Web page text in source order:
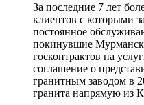
За последние 7 лет
клиентов с которыми
постоянное
покинувшие
госконтрактов на
соглашение о
гранитным заводом в
гранита напрямую из